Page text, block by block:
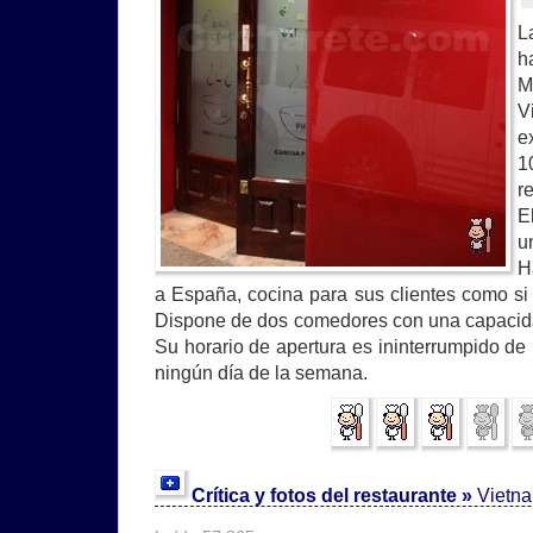
a España, cocina para sus clientes como
Dispone de dos comedores con una
Su horario de apertura es ininterrumpido
ningún día de la semana.
Crítica y fotos del restaurante »